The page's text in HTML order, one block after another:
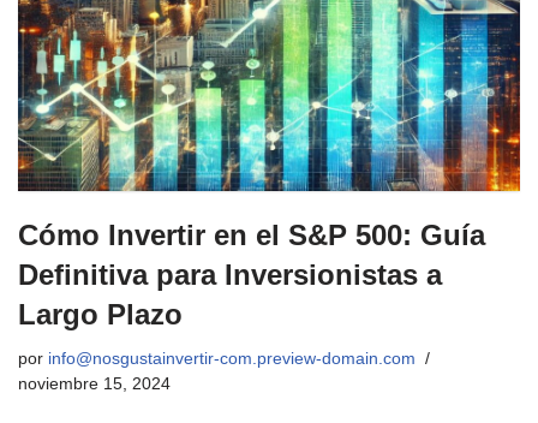
Cómo Invertir en el S&P 500: Guía
Definitiva para Inversionistas a
Largo Plazo
por info@nosgustainvertir-com.preview-domain.com
noviembre 15, 2024